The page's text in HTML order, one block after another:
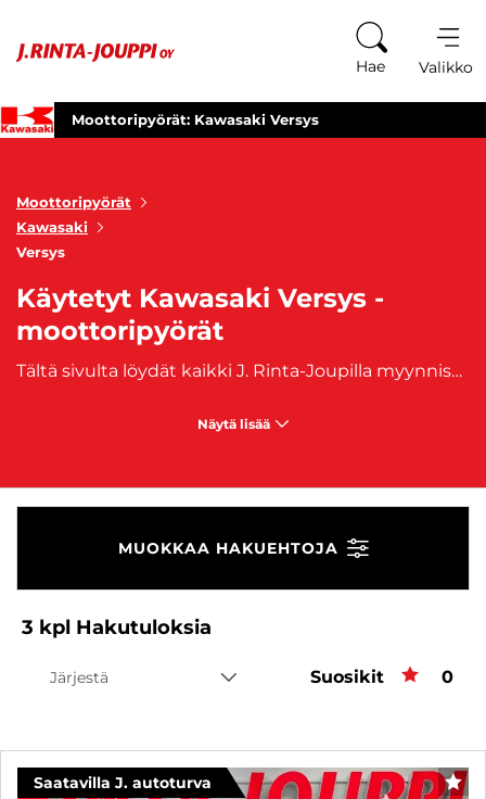
Hae Valikko
Moottoripyörät: Kawasaki Versys
Moottoripyörät
Kawasaki
Versys
Käytetyt Kawasaki Versys -
moottoripyörät
Tältä sivulta löydät kaikki J. Rinta-Joupilla myynnissä olevat käytetyt Kawasaki Versys -moottoripyörät. Kawasaki Versys on suunniteltu ajajille, jotka kaipaavat yhdistelmän mukavuutta, monipuolisuutta ja ketterää suorituskykyä niin kaupungissa, maantiellä kuin mutkateilläkin. Versys-mallisto tunnetaan erinomaisesta ajoasennosta, hyvästä tuulisuojasta ja luotettavasta tekniikasta, jotka tekevät siitä loistavan valinnan sekä arkeen että pidemmille reissuille. Käytetty Kawasaki Versys -moottoripyörä on oiva vaihtoehto motoristille, joka haluaa yhden pyörän moneen tarkoitukseen – olipa kyseessä Versys 650 tai tehokkaampi Versys 1000.
Näytä lisää
MUOKKAA HAKUEHTOJA
3 kpl Hakutuloksia
Järjestä Suosikit 0
Saatavilla J. autoturva